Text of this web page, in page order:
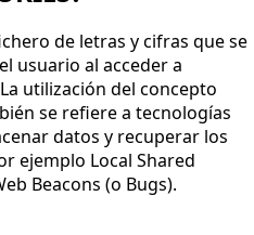
de letras y cifras que se
usuario al acceder a
utilización del concepto
se refiere a tecnologías
datos y recuperar los
ejemplo Local Shared
Beacons (o Bugs).